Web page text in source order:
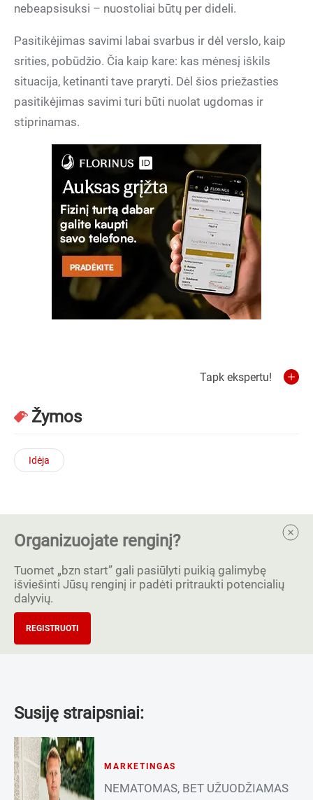
nebeapsisuksi – nuostoliai būtų per dideli.
Pasitikėjimas savimi labai svarbus ir dėl verslo, kaip
srities, pobūdžio. Čia kaip kare: kas mėnesį iškils
situacija, ketinanti tave praryti. Dėl šios priežasties
pasitikėjimas savimi turi būti nuolat ugdomas ir
stiprinamas.
Tapk ekspertu!
Žymos
Idėja
Organizuojate renginį?
Tuomet „bzn start” gali pasiūlyti puikią galimybę
išviešinti Jūsų renginį ir padėti pritraukti potencialių
dalyvių.
REGISTRUOTI
Susiję straipsniai:
MARKETINGAS
NEMATOMAS, BET UŽUODŽIAMAS